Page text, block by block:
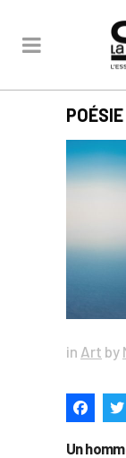
in Art by
Un